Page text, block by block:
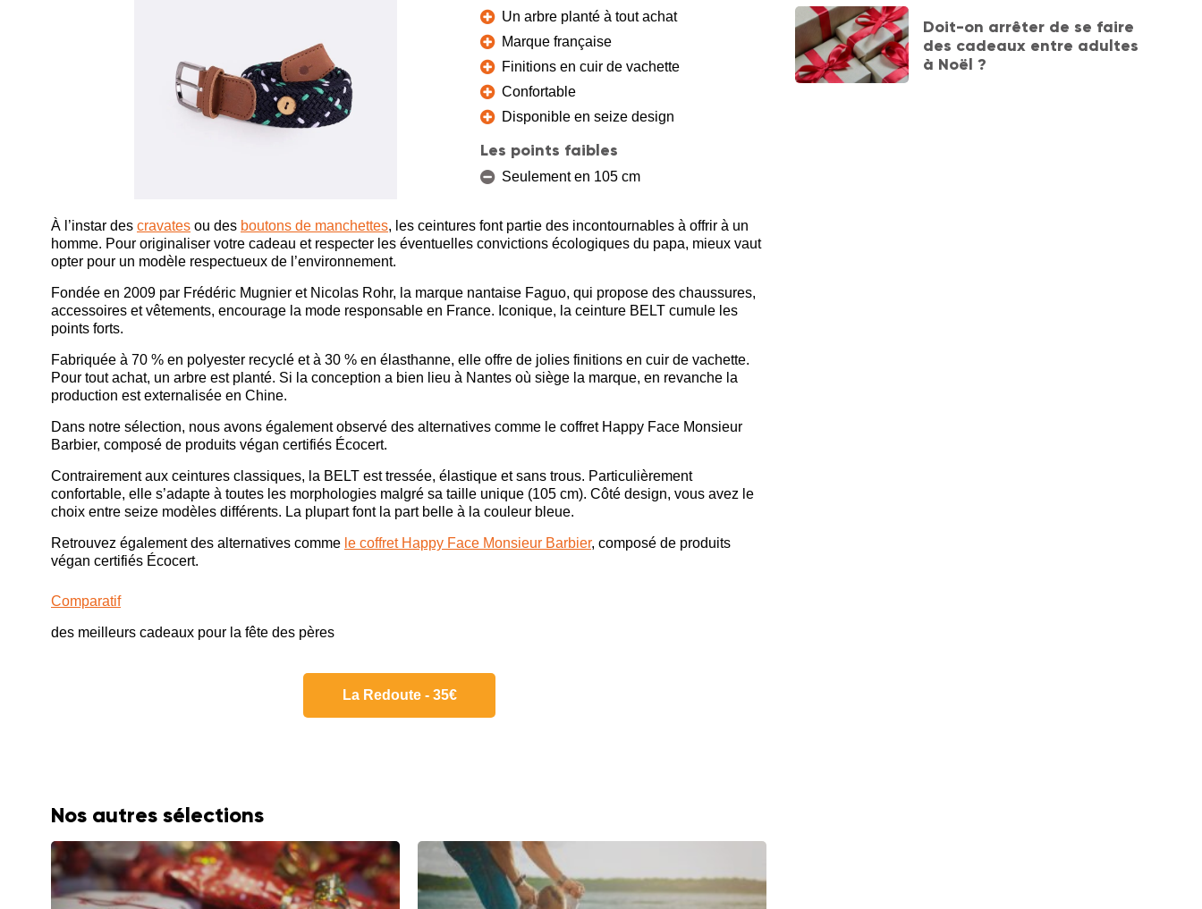
Un arbre planté à tout achat
Marque française
Finitions en cuir de vachette
Confortable
Disponible en seize design
Les points faibles
Seulement en 105 cm
À l’instar des cravates ou des boutons de manchettes, les ceintures font partie des incontournables à offrir à un
homme. Pour originaliser votre cadeau et respecter les éventuelles convictions écologiques du papa, mieux vaut
opter pour un modèle respectueux de l’environnement.
Fondée en 2009 par Frédéric Mugnier et Nicolas Rohr, la marque nantaise Faguo, qui propose des chaussures,
accessoires et vêtements, encourage la mode responsable en France. Iconique, la ceinture BELT cumule les
points forts.
Fabriquée à 70 % en polyester recyclé et à 30 % en élasthanne, elle offre de jolies finitions en cuir de vachette.
Pour tout achat, un arbre est planté. Si la conception a bien lieu à Nantes où siège la marque, en revanche la
production est externalisée en Chine.
Dans notre sélection, nous avons également observé des alternatives comme le coffret Happy Face Monsieur
Barbier, composé de produits végan certifiés Écocert.
Contrairement aux ceintures classiques, la BELT est tressée, élastique et sans trous. Particulièrement
confortable, elle s’adapte à toutes les morphologies malgré sa taille unique (105 cm). Côté design, vous avez le
choix entre seize modèles différents. La plupart font la part belle à la couleur bleue.
Retrouvez également des alternatives comme le coffret Happy Face Monsieur Barbier, composé de produits
végan certifiés Écocert.
Comparatif
des meilleurs cadeaux pour la fête des pères
La Redoute - 35€
Nos autres sélections
Doit-on arrêter de se faire
des cadeaux entre adultes
à Noël ?